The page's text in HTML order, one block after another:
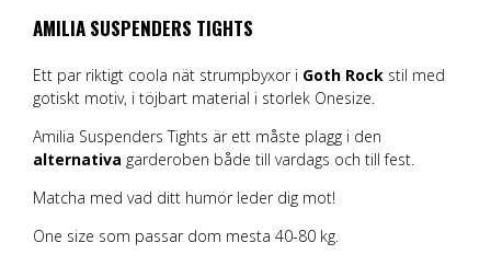
AMILIA SUSPENDERS TIGHTS
Ett par riktigt coola nät strumpbyxor i Goth Rock stil med
gotiskt motiv, i töjbart material i storlek Onesize.
Amilia Suspenders Tights är ett måste plagg i den
alternativa garderoben både till vardags och till fest.
Matcha med vad ditt humör leder dig mot!
One size som passar dom mesta 40-80 kg.